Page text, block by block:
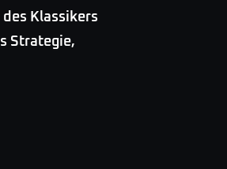
Klassikers
Strategie,